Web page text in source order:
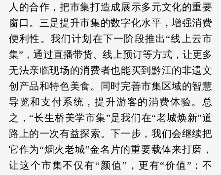
人的合作，把市集打造成展示多元文化的重要
窗口。三是提升市集的数字化水平，增强消费
便利性。我们计划在下一阶段推出“线上云市
集”，通过直播带货、线上预订等方式，让更多
无法亲临现场的消费者也能买到黔江的非遗文
创产品和特色美食。同时完善市集区域的智慧
导览和支付系统，提升游客的消费体验。总
之，“长生桥美学市集”是我们在“老城焕新”道
路上的一次有益探索。下一步，我们会继续把
它作为“烟火老城”金名片的重要载体来打磨，
让这个市集不仅有“颜值”，更有“价值”；不